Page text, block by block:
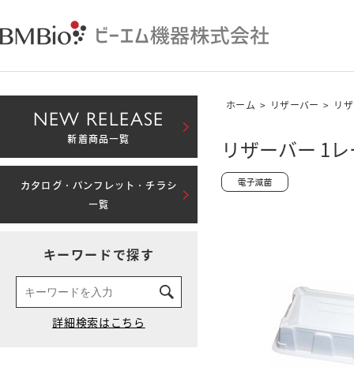
ホーム > リザーバー > リ
リザーバー 1
NEW RELEASE
新着商品一覧
カタログ・パンフレット・チラシ
一覧
キーワードで探す